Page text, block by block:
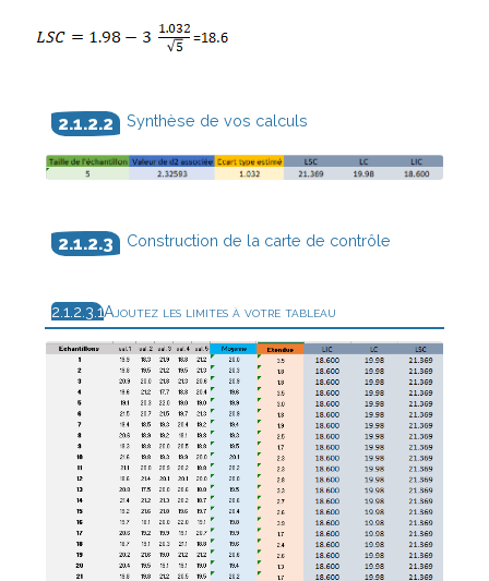
Synthèse de vos calculs
Construction de la carte de contrôle
Ajoutez les limites à votre tableau